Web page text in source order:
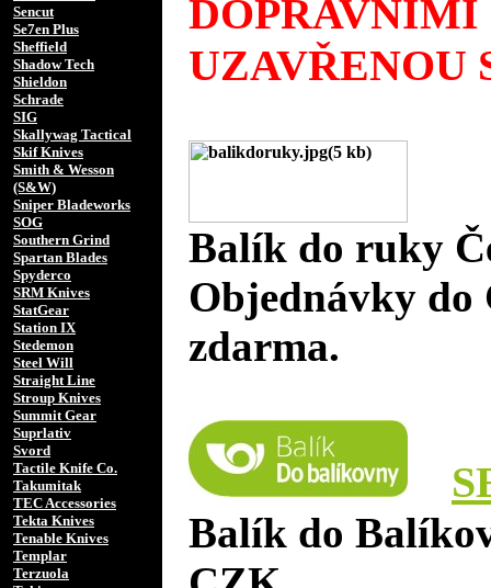
Sencut
Se7en Plus
Sheffield
Shadow Tech
Shieldon
Schrade
SIG
Skallywag Tactical
Skif Knives
Smith & Wesson
(S&W)
Sniper Bladeworks
SOG
Southern Grind
Spartan Blades
Spyderco
SRM Knives
StatGear
Station IX
Stedemon
Steel Will
Straight Line
Stroup Knives
Summit Gear
Suprlativ
Svord
Tactile Knife Co.
Takumitak
TEC Accessories
Tekta Knives
Tenable Knives
Templar
Terzuola
UZAVŘENOU
Balík do ruky
Objednávky do
zdarma.
Balík do